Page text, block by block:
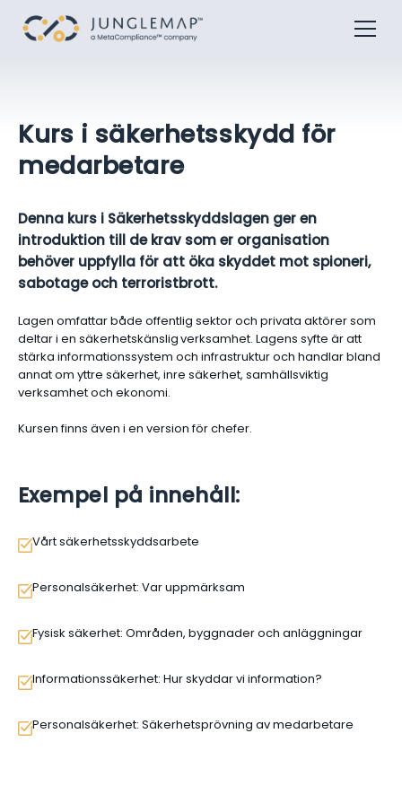
Kurs i säkerhetsskydd för
medarbetare
Denna kurs i Säkerhetsskyddslagen ger en
introduktion till de krav som er organisation
behöver uppfylla för att öka skyddet mot spioneri,
sabotage och terroristbrott.
Lagen omfattar både offentlig sektor och privata aktörer som
deltar i en säkerhetskänslig verksamhet. Lagens syfte är att
stärka informationssystem och infrastruktur och handlar bland
annat om yttre säkerhet, inre säkerhet, samhällsviktig
verksamhet och ekonomi.
Kursen finns även i en version för chefer.
Exempel på innehåll:
Vårt säkerhetsskyddsarbete
Personalsäkerhet: Var uppmärksam
Fysisk säkerhet: Områden, byggnader och anläggningar
Informationssäkerhet: Hur skyddar vi information?
Personalsäkerhet: Säkerhetsprövning av medarbetare